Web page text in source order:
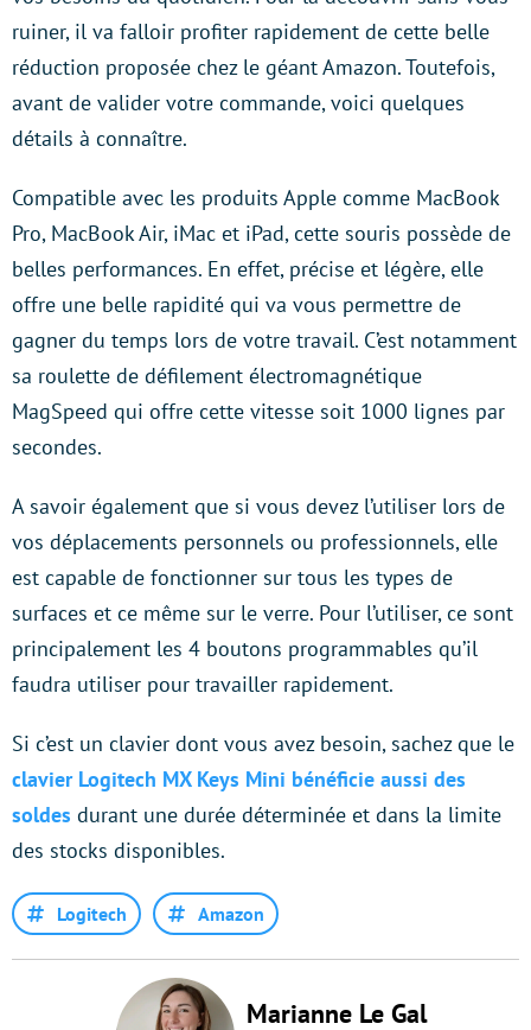
ruiner, il va falloir profiter rapidement de cette belle
réduction proposée chez le géant Amazon. Toutefois,
avant de valider votre commande, voici quelques
détails à connaître.
Compatible avec les produits Apple comme MacBook
Pro, MacBook Air, iMac et iPad, cette souris possède de
belles performances. En effet, précise et légère, elle
offre une belle rapidité qui va vous permettre de
gagner du temps lors de votre travail. C’est notamment
sa roulette de défilement électromagnétique
MagSpeed qui offre cette vitesse soit 1000 lignes par
secondes.
A savoir également que si vous devez l’utiliser lors de
vos déplacements personnels ou professionnels, elle
est capable de fonctionner sur tous les types de
surfaces et ce même sur le verre. Pour l’utiliser, ce sont
principalement les 4 boutons programmables qu’il
faudra utiliser pour travailler rapidement.
Si c’est un clavier dont vous avez besoin, sachez que le
clavier Logitech MX Keys Mini bénéficie aussi des
soldes durant une durée déterminée et dans la limite
des stocks disponibles.
Logitech Amazon
Marianne Le Gal